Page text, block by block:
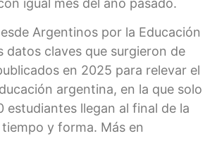
Argentinos por la Educación
datos claves que surgieron de
en 2025 para relevar el
argentina, en la que solo
estudiantes llegan al final de la
y forma. Más en